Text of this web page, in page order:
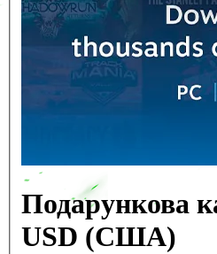
Подарункова
USD (США)